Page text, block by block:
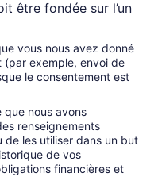
être fondée sur l’un
vous nous avez donné
exemple, envoi de
le consentement est
que nous avons
renseignements
de les utiliser dans un but
de vos
financières et